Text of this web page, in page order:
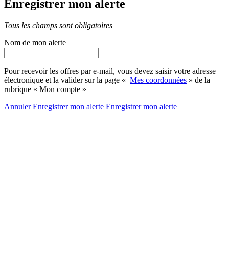
Enregistrer mon alerte
Tous les champs sont obligatoires
Nom de mon alerte
Pour recevoir les offres par e-mail, vous devez saisir votre adresse
électronique et la valider sur la page « Mes coordonnées » de la
rubrique « Mon compte »
AnnulerEnregistrer mon alerte Enregistrermon alerte